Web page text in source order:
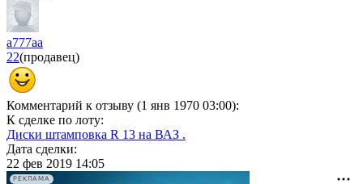
а777аа
22(продавец)
Комментарий к отзыву (1 янв 1970 03:00):
К сделке по лоту:
Диски штамповка R 13 на ВАЗ .
Дата сделки:
22 фев 2019 14:05
РЕКЛАМА